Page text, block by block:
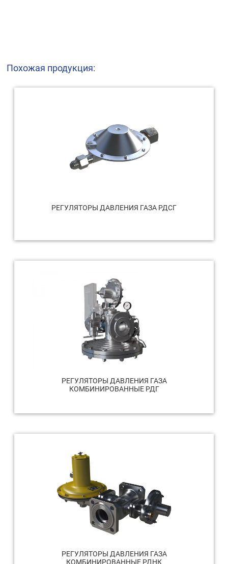
Похожая продукция:
РЕГУЛЯТОРЫ ДАВЛЕНИЯ ГАЗА РДСГ
РЕГУЛЯТОРЫ ДАВЛЕНИЯ ГАЗА
КОМБИНИРОВАННЫЕ РДГ
РЕГУЛЯТОРЫ ДАВЛЕНИЯ ГАЗА
КОМБИНИРОВАННЫЕ РДНК